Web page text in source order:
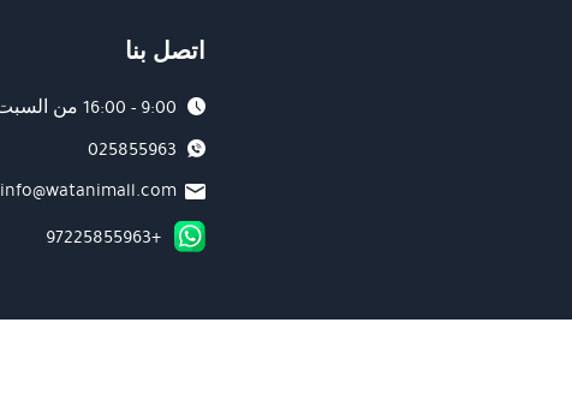
اتصل بنا
9:00 - 16:00 من السبت للخميس
025855963
info@watanimall.com
+97225855963